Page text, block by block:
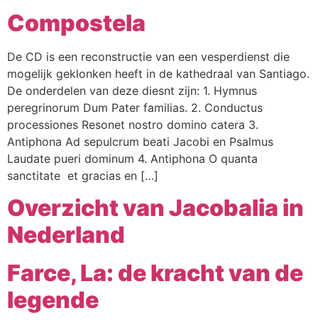
Compostela
De CD is een reconstructie van een vesperdienst die
mogelijk geklonken heeft in de kathedraal van Santiago.
De onderdelen van deze diesnt zijn: 1. Hymnus
peregrinorum Dum Pater familias. 2. Conductus
processiones Resonet nostro domino catera 3.
Antiphona Ad sepulcrum beati Jacobi en Psalmus
Laudate pueri dominum 4. Antiphona O quanta
sanctitate et gracias en […]
Overzicht van Jacobalia in
Nederland
Farce, La: de kracht van de
legende